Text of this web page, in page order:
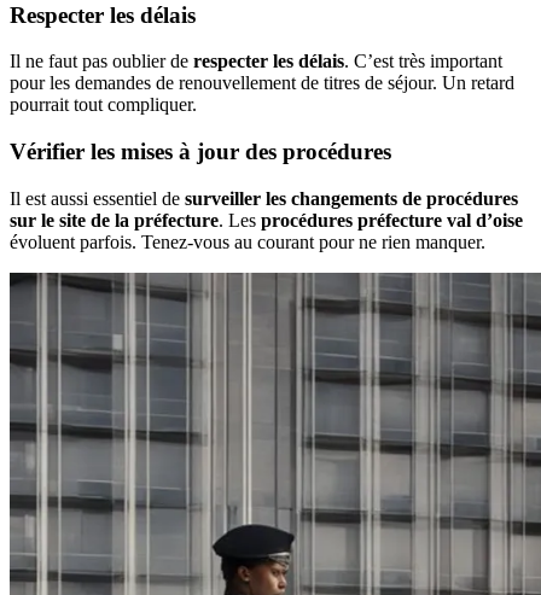
Respecter les délais
Il ne faut pas oublier de respecter les délais. C’est très important
pour les demandes de renouvellement de titres de séjour. Un retard
pourrait tout compliquer.
Vérifier les mises à jour des procédures
Il est aussi essentiel de surveiller les changements de procédures
sur le site de la préfecture. Les procédures préfecture val d’oise
évoluent parfois. Tenez-vous au courant pour ne rien manquer.